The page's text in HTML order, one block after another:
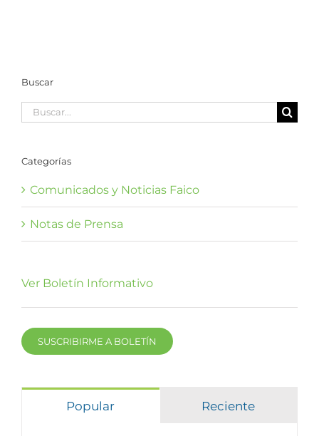
Buscar
Buscar:
Categorías
Comunicados y Noticias Faico
Notas de Prensa
Ver Boletín Informativo
SUSCRIBIRME A BOLETÍN
Popular Reciente